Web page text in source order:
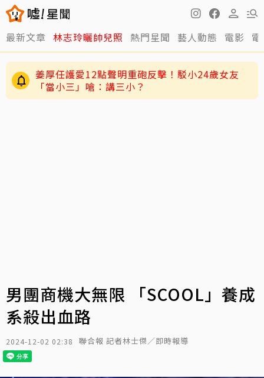
最新文章 林志玲曬帥兒照 熱門星聞 藝人動態 電影
要他露屁股都敢演！九孔唯一拒接這角色「我沒
那資格」
男團商機大無限 「SCOOL」養成
系殺出血路
2024-12-02 02:38 聯合報 記者林士傑／即時報導